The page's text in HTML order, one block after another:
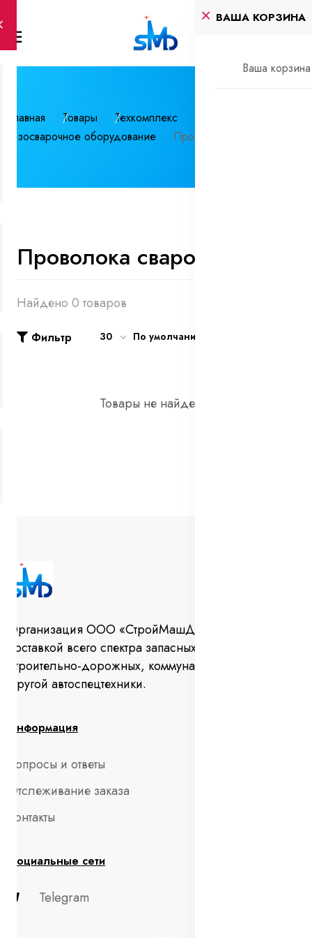
ВАША КОРЗИНА
Ваша корзина
Главная Товары
Техкомплекс
Газосварочное оборудование
Проволока сварочная
Проволока сварочная
Найдено 0 товаров
Фильтр 30 По умолчанию
Товары не найдены!
Организация ООО «СтройМашДеталь» занимается
поставкой всего спектра запасных частей для
строительно-дорожных, коммунальных машин и
другой автоспецтехники.
Информация
Вопросы и ответы
Отслеживание заказа
Контакты
Социальные сети
Telegram